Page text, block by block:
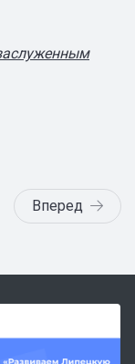
Вперед